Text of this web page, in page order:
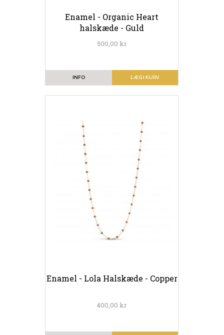
Enamel - Organic Heart
halskæde - Guld
500,00 kr
LÆG I KURV
INFO
Enamel - Lola Halskæde - Copper
400,00 kr